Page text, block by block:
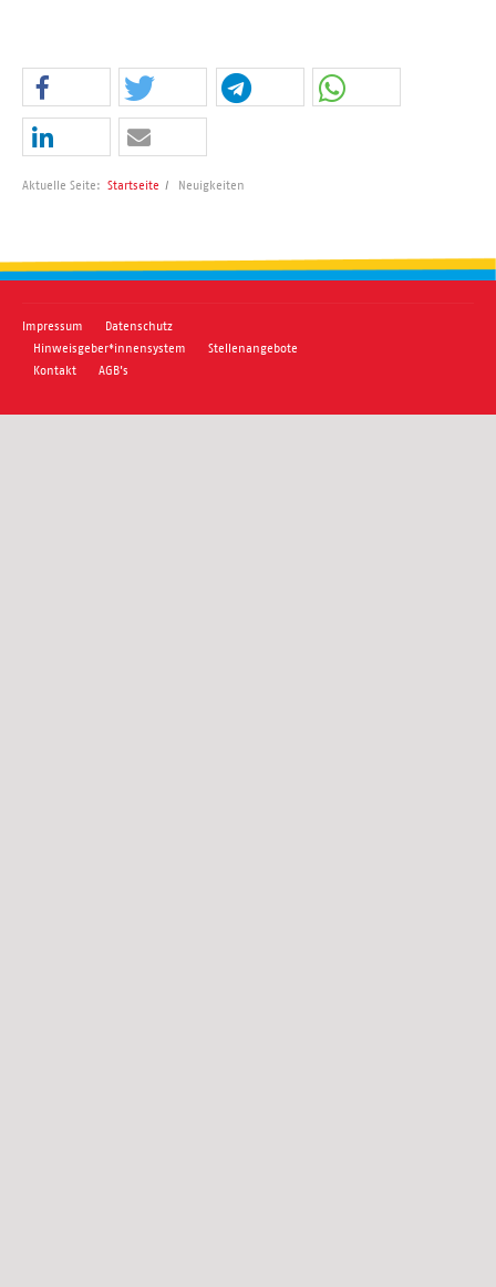
Aktuelle Seite: Startseite Neuigkeiten
Impressum
Datenschutz
Hinweisgeber*innensystem
Stellenangebote
Kontakt
AGB's